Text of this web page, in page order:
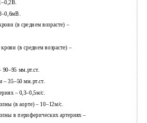
(в среднем возрасте) –
(в среднем возрасте) –
90–95 мм.рт.ст.
–35–50 мм.рт.ст.
–0,3–0,5м/с.
(в аорте) – 10–12м/с.
в периферических артериях –